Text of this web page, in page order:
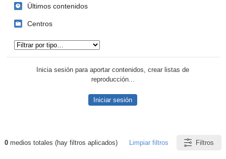
Últimos contenidos
Centros
Inicia sesión para aportar contenidos, crear listas de
reproducción...
Iniciar sesión
Resultados de: acanalado
0medios totales (hay filtros aplicados) Limpiar filtros Filtros